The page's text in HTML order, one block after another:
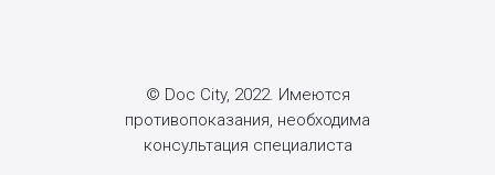
© Doc City, 2022. Имеются
противопоказания, необходима
консультация специалиста